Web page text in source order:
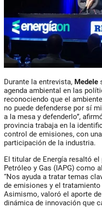
Durante la entrevista, Medele
agenda ambiental en las
reconociendo que el
no puede defenderse por sí
a la mesa y defenderlo”,
provincia trabaja en la
control de emisiones, con
participación de la industria.
El titular de Energía resaltó
Petróleo y Gas (IAPG) como
“Nos ayuda a tratar temas
de emisiones y el
Asimismo, valoró el aporte
dinámica de innovación que